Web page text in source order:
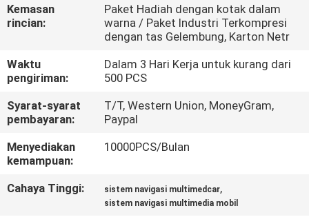
HUBUNGI
BERITA
KASUS
SITEMAP
Kemasan
rincian:
Paket Hadiah dengan kotak dalam
warna / Paket Industri Terkompresi
dengan tas Gelembung, Karton Netr
Waktu
pengiriman:
Dalam 3 Hari Kerja untuk kurang dari
500 PCS
Syarat-syarat
pembayaran:
T/T, Western Union, MoneyGram,
Paypal
Menyediakan
kemampuan:
10000PCS/Bulan
Cahaya Tinggi: sistem navigasi multimedcar,
sistem navigasi multimedia mobil